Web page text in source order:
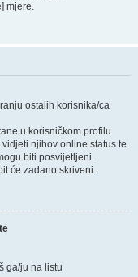
mjere.
ostalih korisnika/ca
u korisničkom profilu
njihov online status te
biti posvijetljeni.
će zadano skriveni.
ga/ju na listu